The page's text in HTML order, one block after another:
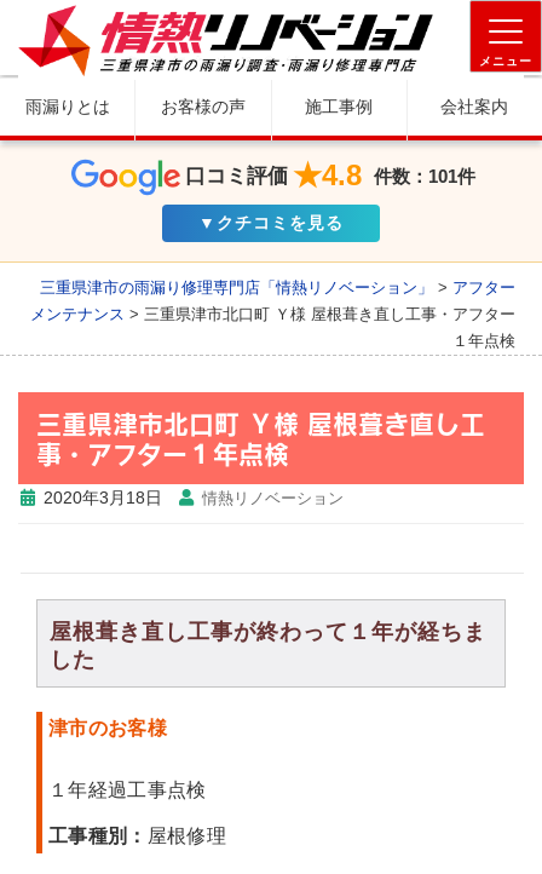
メニュー
雨漏りとは お客様の声 施工事例 会社案内
口コミ評価 ★4.8 件数：101件
▼クチコミを見る
三重県津市の雨漏り修理専門店「情熱リノベーション」 > アフター
メンテナンス > 三重県津市北口町 Ｙ様 屋根葺き直し工事・アフター
１年点検
三重県津市北口町 Ｙ様 屋根葺き直し工
事・アフター１年点検
2020年3月18日 情熱リノベーション
屋根葺き直し工事が終わって１年が経ちま
した
津市のお客様
１年経過工事点検
工事種別： 屋根修理